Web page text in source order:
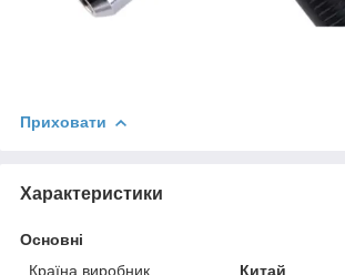
Приховати
Характеристики
Основні
Країна виробник
Китай